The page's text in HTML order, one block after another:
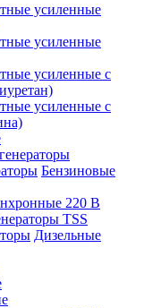
усиленные
усиленные
усиленные с
усиленные с
Бензиновые
220 В
TSS
Дизельные